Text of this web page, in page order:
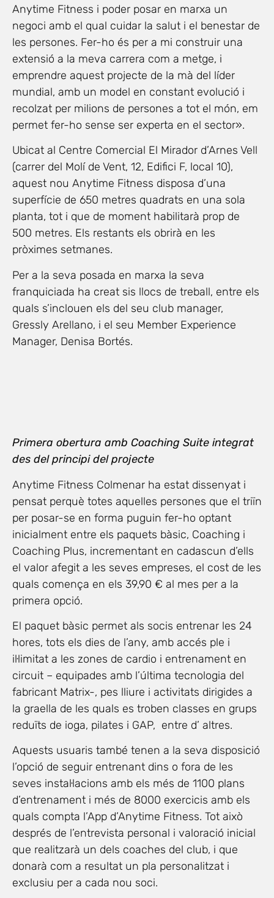
Anytime Fitness i poder posar en marxa un
negoci amb el qual cuidar la salut i el benestar de
les persones. Fer-ho és per a mi construir una
extensió a la meva carrera com a metge, i
emprendre aquest projecte de la mà del líder
mundial, amb un model en constant evolució i
recolzat per milions de persones a tot el món, em
permet fer-ho sense ser experta en el sector».
Ubicat al Centre Comercial El Mirador d’Arnes Vell
(carrer del Molí de Vent, 12, Edifici F, local 10),
aquest nou Anytime Fitness disposa d’una
superfície de 650 metres quadrats en una sola
planta, tot i que de moment habilitarà prop de
500 metres. Els restants els obrirà en les
pròximes setmanes.
Per a la seva posada en marxa la seva
franquiciada ha creat sis llocs de treball, entre els
quals s’inclouen els del seu club manager,
Gressly Arellano, i el seu Member Experience
Manager, Denisa Bortés.
Primera obertura amb Coaching Suite integrat
des del principi del projecte
Anytime Fitness Colmenar ha estat dissenyat i
pensat perquè totes aquelles persones que el triïn
per posar-se en forma puguin fer-ho optant
inicialment entre els paquets bàsic, Coaching i
Coaching Plus, incrementant en cadascun d’ells
el valor afegit a les seves empreses, el cost de les
quals comença en els 39,90 € al mes per a la
primera opció.
El paquet bàsic permet als socis entrenar les 24
hores, tots els dies de l’any, amb accés ple i
il·limitat a les zones de cardio i entrenament en
circuit – equipades amb l’última tecnologia del
fabricant Matrix-, pes lliure i activitats dirigides a
la graella de les quals es troben classes en grups
reduïts de ioga, pilates i GAP, entre d’ altres.
Aquests usuaris també tenen a la seva disposició
l’opció de seguir entrenant dins o fora de les
seves instal·lacions amb els més de 1100 plans
d’entrenament i més de 8000 exercicis amb els
quals compta l’App d’Anytime Fitness. Tot això
després de l’entrevista personal i valoració inicial
que realitzarà un dels coaches del club, i que
donarà com a resultat un pla personalitzat i
exclusiu per a cada nou soci.